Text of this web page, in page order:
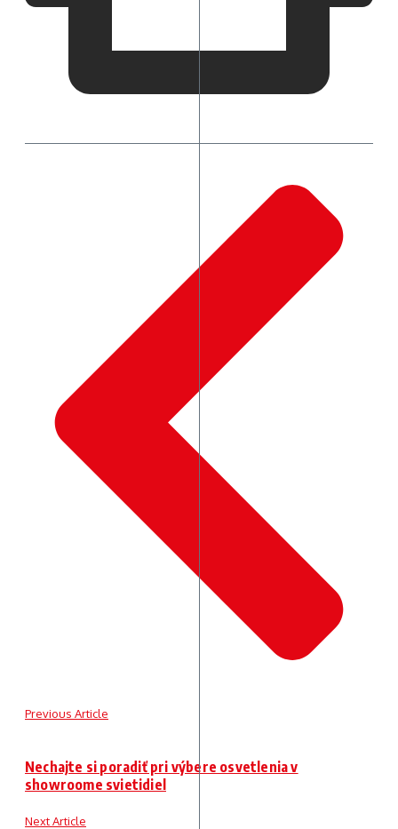
Previous Article
Nechajte si poradiť pri výbere osvetlenia v
showroome svietidiel
Next Article